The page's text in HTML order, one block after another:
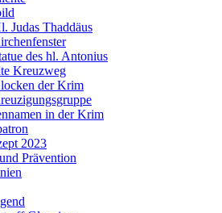
Judas Thaddäus
des hl. Antonius
Kreuzweg
der Krim
in der Krim
2023
Prävention